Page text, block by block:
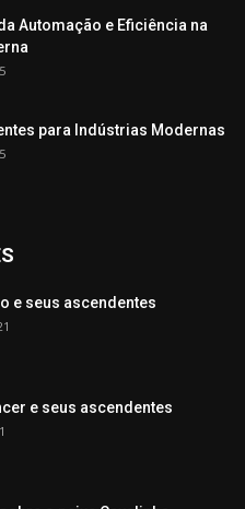
Automação e Eficiência na
para Indústrias Modernas
e seus ascendentes
e seus ascendentes